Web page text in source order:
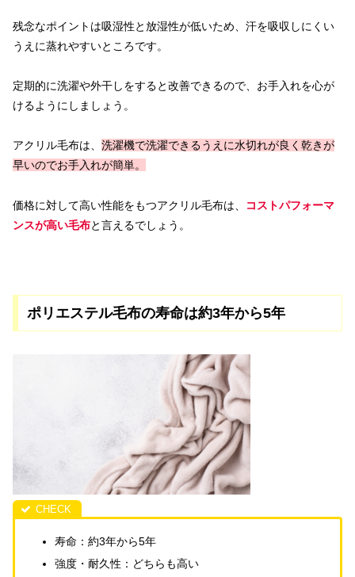
残念なポイントは吸湿性と放湿性が低いため、汗を吸収しにくい
うえに蒸れやすいところです。
定期的に洗濯や外干しをすると改善できるので、お手入れを心が
けるようにしましょう。
アクリル毛布は、 洗濯機で洗濯できるうえに水切れが良く乾きが
早いのでお手入れが簡単。
価格に対して高い性能をもつアクリル毛布は、
コストパフォーマ
ンスが高い毛布と言えるでしょう。
ポリエステル毛布の寿命は約3年から5年
寿命：約3年から5年
強度・耐久性：どちらも高い